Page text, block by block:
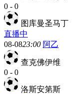
0 - 0
图库曼圣马丁
直播中
08-0823:00 阿乙
查克佛伊维
0 - 0
洛斯安第斯